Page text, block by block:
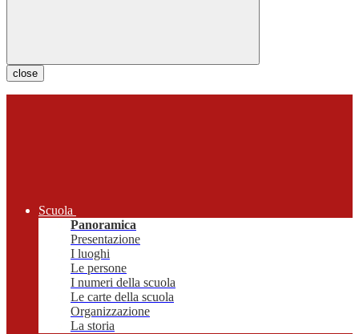
close
Scuola
Panoramica
Presentazione
I luoghi
Le persone
I numeri della scuola
Le carte della scuola
Organizzazione
La storia